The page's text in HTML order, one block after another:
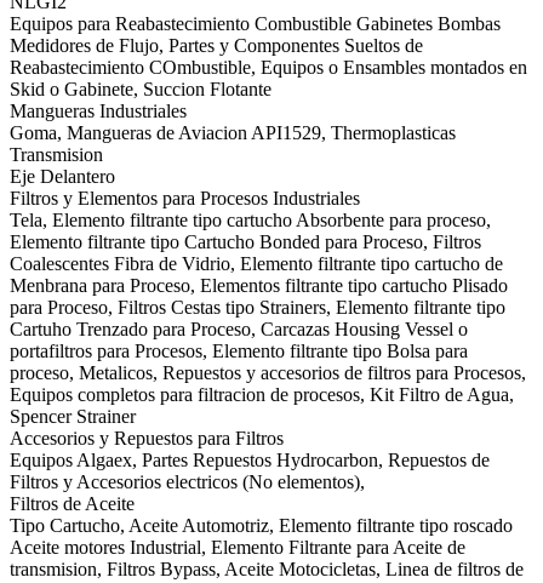
Equipos para Reabastecimiento Combustible Gabinetes Bombas
Medidores de Flujo, Partes y Componentes Sueltos de
Reabastecimiento COmbustible, Equipos o Ensambles montados en
Skid o Gabinete, Succion Flotante
Mangueras Industriales
Goma, Mangueras de Aviacion API1529, Thermoplasticas
Transmision
Eje Delantero
Filtros y Elementos para Procesos Industriales
Tela, Elemento filtrante tipo cartucho Absorbente para proceso,
Elemento filtrante tipo Cartucho Bonded para Proceso, Filtros
Coalescentes Fibra de Vidrio, Elemento filtrante tipo cartucho de
Menbrana para Proceso, Elementos filtrante tipo cartucho Plisado
para Proceso, Filtros Cestas tipo Strainers, Elemento filtrante tipo
Cartuho Trenzado para Proceso, Carcazas Housing Vessel o
portafiltros para Procesos, Elemento filtrante tipo Bolsa para
proceso, Metalicos, Repuestos y accesorios de filtros para Procesos,
Equipos completos para filtracion de procesos, Kit Filtro de Agua,
Spencer Strainer
Accesorios y Repuestos para Filtros
Equipos Algaex, Partes Repuestos Hydrocarbon, Repuestos de
Filtros y Accesorios electricos (No elementos),
Filtros de Aceite
Tipo Cartucho, Aceite Automotriz, Elemento filtrante tipo roscado
Aceite motores Industrial, Elemento Filtrante para Aceite de
transmision, Filtros Bypass, Aceite Motocicletas, Linea de filtros de